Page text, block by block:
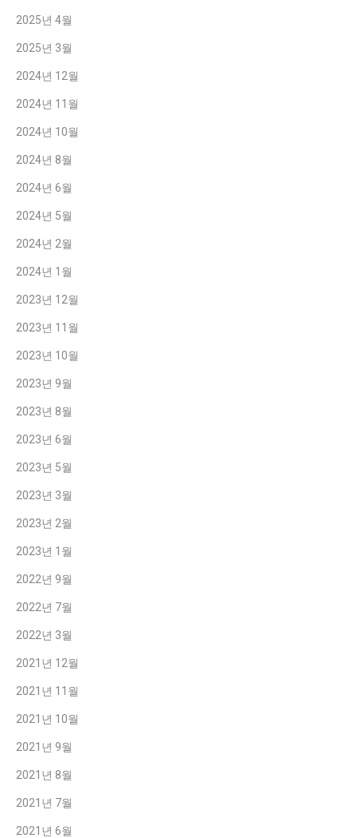
2025년 4월
2025년 3월
2024년 12월
2024년 11월
2024년 10월
2024년 8월
2024년 6월
2024년 5월
2024년 2월
2024년 1월
2023년 12월
2023년 11월
2023년 10월
2023년 9월
2023년 8월
2023년 6월
2023년 5월
2023년 3월
2023년 2월
2023년 1월
2022년 9월
2022년 7월
2022년 3월
2021년 12월
2021년 11월
2021년 10월
2021년 9월
2021년 8월
2021년 7월
2021년 6월